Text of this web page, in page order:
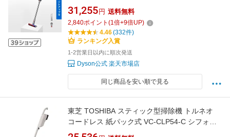
SV18FFOR2 ダイソン公式 新品 ダイソン掃除
機 掃除機ダイソン スティック掃除機 コードレ
スクリーナー ハンディ掃除機 軽量 フロアドッ
ク無
31,255 円 送料無料
2,840ポイント (1倍+9倍UP)
4.46(332件)
ランキング入賞
1-2営業日以内に順次発送
Dyson公式 楽天市場店
同じ商品を安い順で見る
東芝 TOSHIBA スティック型掃除機 トルネオ
コードレス 紙パック式 VC-CLP54-C シフォン
ベージュ〈VCCLP54-C〉